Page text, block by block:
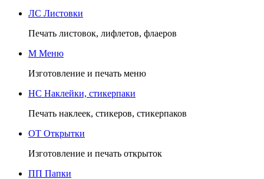
ЛС Листовки
Печать листовок, лифлетов, флаеров
М Меню
Изготовление и печать меню
НС Наклейки, стикерпаки
Печать наклеек, стикеров, стикерпаков
ОТ Открытки
Изготовление и печать открыток
ПП Папки